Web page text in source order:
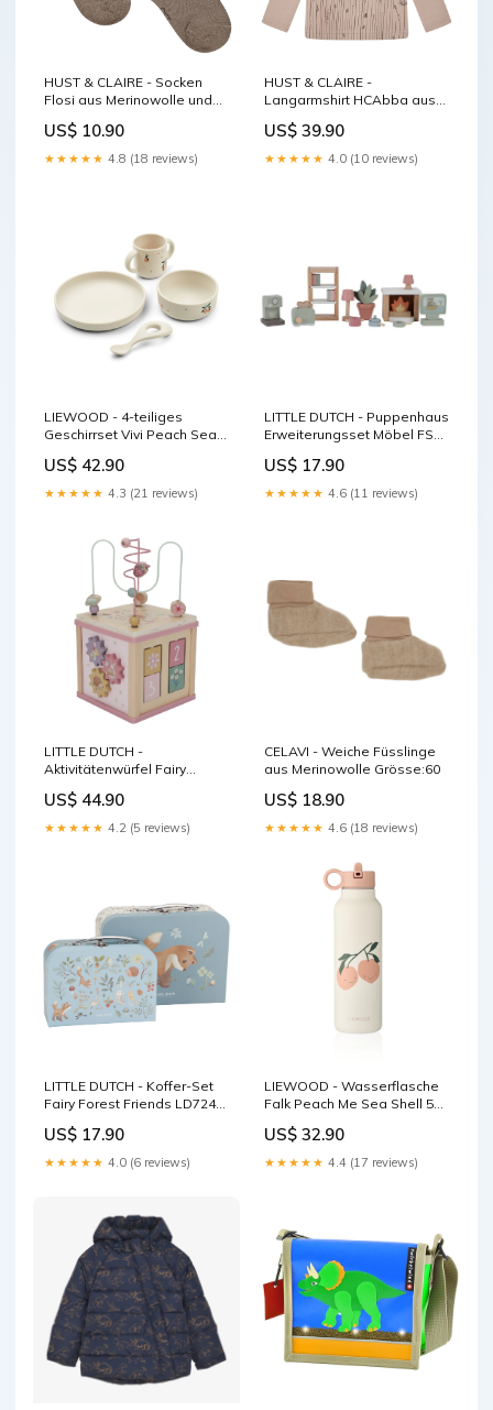
HUST & CLAIRE - Socken
Flosi aus Merinowolle und
US$ 10.90
★★★★★ 4.8 (18 reviews)
HUST & CLAIRE -
Langarmshirt HCAbba aus
Grösse:92
US$ 39.90
★★★★★ 4.0 (10 reviews)
LIEWOOD - 4-teiliges
Geschirrset Vivi Peach Sea
US$ 42.90
★★★★★ 4.3 (21 reviews)
LITTLE DUTCH - Puppenhaus
Erweiterungsset Möbel FSC
US$ 17.90
★★★★★ 4.6 (11 reviews)
LITTLE DUTCH -
Aktivitätenwürfel Fairy
LD7331 Forest Friends &
Fairy Garden
US$ 44.90
★★★★★ 4.2 (5 reviews)
CELAVI - Weiche Füsslinge
aus Merinowolle Grösse:60
US$ 18.90
★★★★★ 4.6 (18 reviews)
LITTLE DUTCH - Koffer-Set
Fairy Forest Friends LD7244
US$ 17.90
★★★★★ 4.0 (6 reviews)
LIEWOOD - Wasserflasche
Falk Peach Me Sea Shell 500
US$ 32.90
★★★★★ 4.4 (17 reviews)